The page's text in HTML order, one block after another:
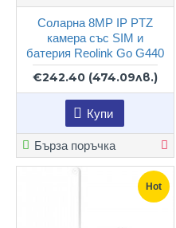
Соларна 8MP IP PTZ
камера със SIM и
батерия Reolink Go G440
€242.40 (474.09лв.)
Купи
Бърза поръчка
Hot